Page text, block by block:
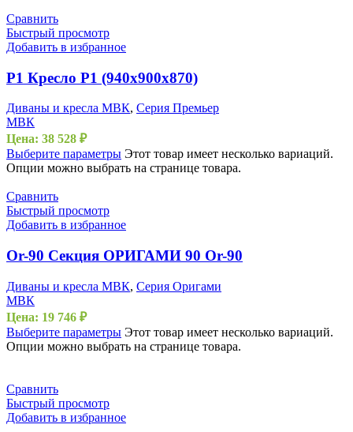
Сравнить
Быстрый просмотр
Добавить в избранное
P1 Кресло Р1 (940х900х870)
Диваны и кресла МВК, Серия Премьер
МВК
Цена: 38 528 ₽
Выберите параметры Этот товар имеет несколько вариаций.
Опции можно выбрать на странице товара.
Сравнить
Быстрый просмотр
Добавить в избранное
Or-90 Секция ОРИГАМИ 90 Or-90
Диваны и кресла МВК, Серия Оригами
МВК
Цена: 19 746 ₽
Выберите параметры Этот товар имеет несколько вариаций.
Опции можно выбрать на странице товара.
Сравнить
Быстрый просмотр
Добавить в избранное